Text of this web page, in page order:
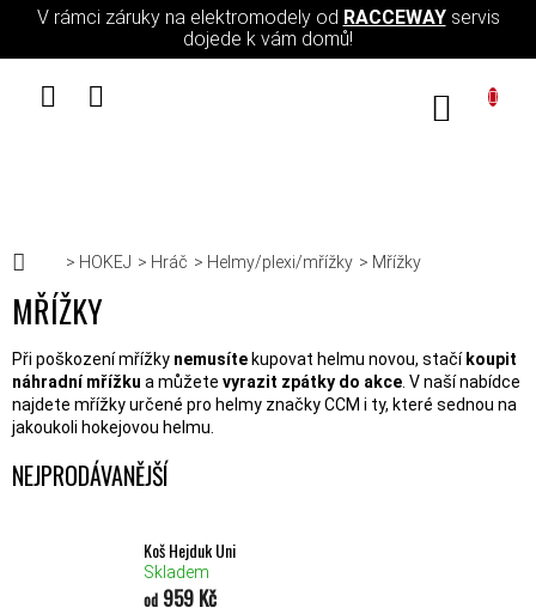
Přejít na obsah
V rámci záruky na elektromodely od RACCEWAYservis
dojede k vám domů!
Domů
HOKEJ Hráč Helmy/plexi/mřížky Mřížky
MŘÍŽKY
Při poškození mřížky nemusíte kupovat helmu novou, stačí koupit
náhradní mřížku a můžete vyrazit zpátky do akce. V naší nabídce
najdete mřížky určené pro helmy značky CCM i ty, které sednou na
jakoukoli hokejovou helmu.
NEJPRODÁVANĚJŠÍ
Koš Hejduk Uni
Skladem
od 959 Kč